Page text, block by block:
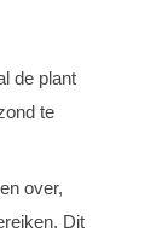
de plant
te
over,
Dit